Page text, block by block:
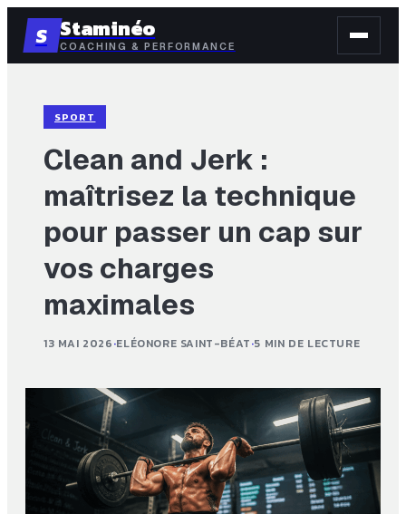
S Staminéo
COACHING & PERFORMANCE
SPORT
Clean and Jerk :
maîtrisez la technique
pour passer un cap sur
vos charges
maximales
13 MAI 2026·ELÉONORE SAINT-BÉAT·5 MIN DE LECTURE